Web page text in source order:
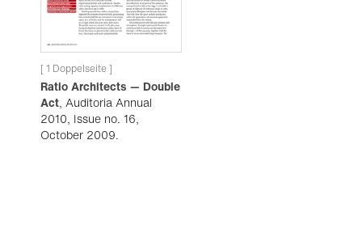
[ 1 Doppelseite ]
Ratio Architects — Double
Act, Auditoria Annual
2010, Issue no. 16,
October 2009.